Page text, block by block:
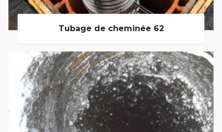
Tubage de cheminée 62